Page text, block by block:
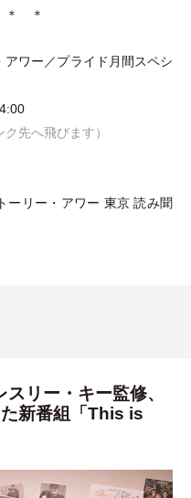
＊
アワー／プライド月間スペシ
ク先へ飛びます）
ーリー ・ アワー 東京 読み聞
リー・キー監修、
新番組「This is